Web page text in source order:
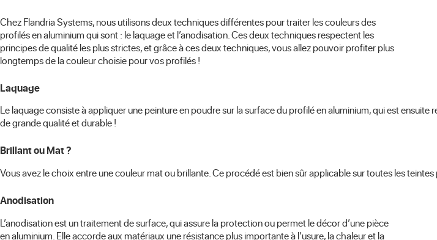
Chez Flandria Systems, nous utilisons deux techniques différentes pour traiter les couleurs des
profilés en aluminium qui sont : le laquage et l’anodisation. Ces deux techniques respectent les
principes de qualité les plus strictes, et grâce à ces deux techniques, vous allez pouvoir profiter plus
longtemps de la couleur choisie pour vos profilés !
Laquage
Le laquage consiste à appliquer une peinture en poudre sur la surface du profilé en aluminium, qui est
de grande qualité et durable !
Brillant ou Mat ?
Vous avez le choix entre une couleur mat ou brillante. Ce procédé est bien sûr applicable sur toutes les
Anodisation
L’anodisation est un traitement de surface, qui assure la protection ou permet le décor d’une pièce
en aluminium. Elle accorde aux matériaux une résistance plus importante à l’usure, la chaleur et la